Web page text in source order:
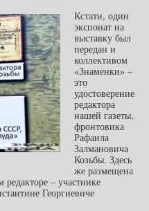
Кстати, один
экспонат на
выставку был
передан и
коллективом
«Знаменки» –
это
удостоверение
редактора
нашей газеты,
фронтовика
Рафаила
Залмановича
Козьбы. Здесь
же размещена
– участнике
Георгиевиче